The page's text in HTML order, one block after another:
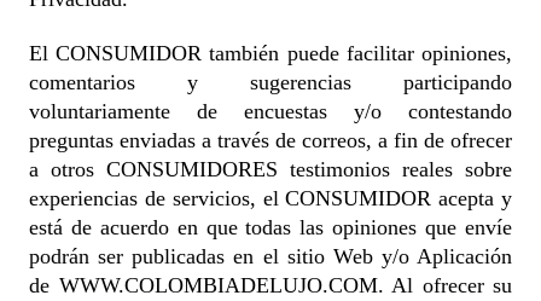
El CONSUMIDOR también puede facilitar opiniones,
comentarios y sugerencias participando
voluntariamente de encuestas y/o contestando
preguntas enviadas a través de correos, a fin de ofrecer
a otros CONSUMIDORES testimonios reales sobre
experiencias de servicios, el CONSUMIDOR acepta y
está de acuerdo en que todas las opiniones que envíe
podrán ser publicadas en el sitio Web y/o Aplicación
de WWW.COLOMBIADELUJO.COM. Al ofrecer su